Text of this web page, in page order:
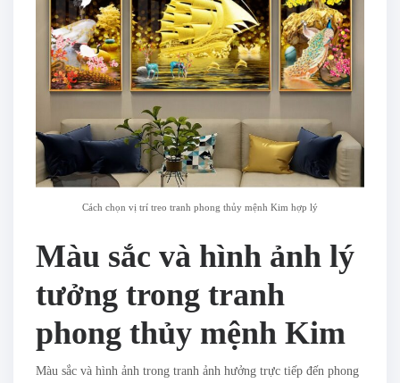
Cách chọn vị trí treo tranh phong thủy mệnh Kim hợp lý
Màu sắc và hình ảnh lý
tưởng trong tranh
phong thủy mệnh Kim
Màu sắc và hình ảnh trong tranh ảnh hưởng trực tiếp đến phong